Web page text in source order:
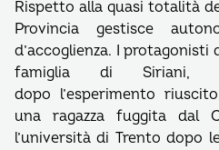
Rispetto alla quasi totalità
Provincia gestisce
d’accoglienza. I
famiglia di Siriani,
dopo l’esperimento
una ragazza fuggita dal
l’università di Trento dopo